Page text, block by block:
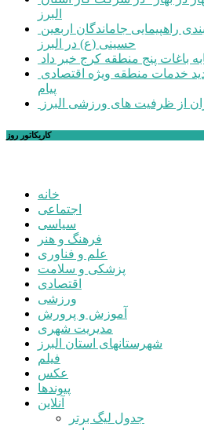
البرز
حسینی (ع) در البرز
باغات پنج منطقه کرج خبر داد
پیام
از ظرفیت های ورزشی البرز
کاریکاتور روز
خانه
اجتماعی
سیاسی
فرهنگ و هنر
علم و فناوری
پزشکی و سلامت
اقتصادی
ورزشی
آموزش و پرورش
مدیریت شهری
شهرستانهای استان البرز
فیلم
عکس
پیوندها
آنلاین
جدول لیگ برتر